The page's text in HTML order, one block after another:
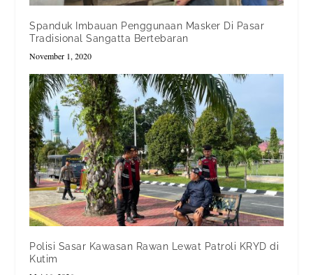
Spanduk Imbauan Penggunaan Masker Di Pasar
Tradisional Sangatta Bertebaran
November 1, 2020
Polisi Sasar Kawasan Rawan Lewat Patroli KRYD di
Kutim